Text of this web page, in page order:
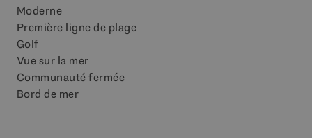
Moderne
Première ligne de plage
Golf
Vue sur la mer
Communauté fermée
Bord de mer